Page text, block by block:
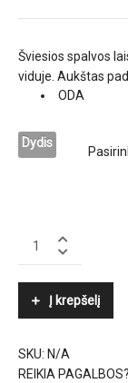
Šviesios spalvos
viduje. Aukštas
ODA
Dydis
KENNEL
Į krepšelį
SKU: N/A
REIKIA PAGALBOS?